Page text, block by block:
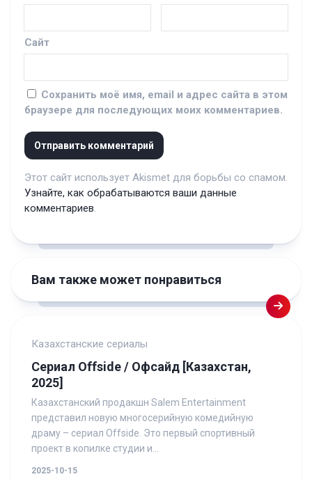
Сайт
Сохранить моё имя, email и адрес сайта в этом
браузере для последующих моих комментариев.
Этот сайт использует Akismet для борьбы со спамом.
Узнайте, как обрабатываются ваши данные
комментариев.
Вам также может понравиться
Казахстанские сериалы
Сериал Offside / Офсайд [Казахстан,
2025]
Казахстанский продакшн Salem Entertainment
представил новую многосерийную комедийную
драму – сериал Offside. Это первый спортивный
проект в копилке студии и...
2025-10-15